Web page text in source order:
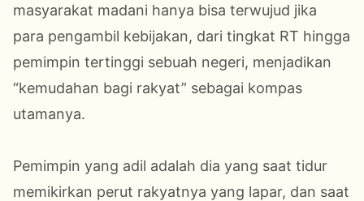
masyarakat madani hanya bisa terwujud jika
para pengambil kebijakan, dari tingkat RT hingga
pemimpin tertinggi sebuah negeri, menjadikan
“kemudahan bagi rakyat” sebagai kompas
utamanya.
Pemimpin yang adil adalah dia yang saat tidur
memikirkan perut rakyatnya yang lapar, dan saat